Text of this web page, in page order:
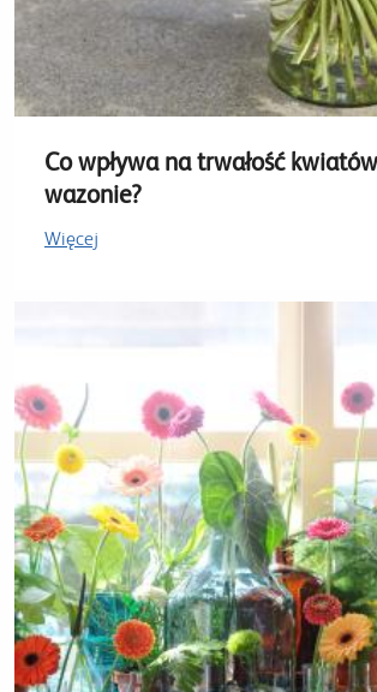
Co wpływa na trwałość
wazonie?
Więcej